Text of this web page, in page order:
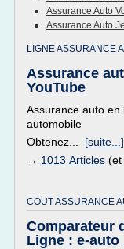
Assurance Auto
Assurance Auto
LIGNE ASSURANCE
Assurance
YouTube
Assurance auto
automobile
Obtenez... [suite...]
→ 1013 Articles (et
COUT ASSURANCE
Comparateur
Ligne : e-auto